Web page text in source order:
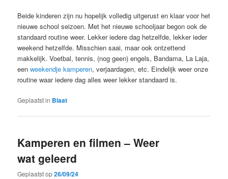
Beide kinderen zijn nu hopelijk volledig uitgerust en klaar voor het
nieuwe school seizoen. Met het nieuwe schooljaar begon ook de
standaard routine weer. Lekker iedere dag hetzelfde, lekker ieder
weekend hetzelfde. Misschien saai, maar ook ontzettend
makkelijk. Voetbal, tennis, (nog geen) engels, Bandama, La Laja,
eenweekendje kamperen, verjaardagen, etc. Eindelijk weer onze
routine waar iedere dag alles weer lekker standaard is.
Geplaatst in Blaat
Kamperen en filmen – Weer
wat geleerd
Geplaatst op26/09/24